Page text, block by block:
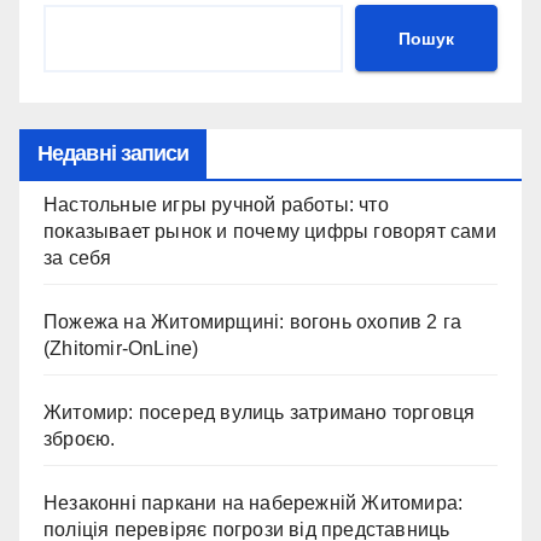
Пошук
Недавні записи
Настольные игры ручной работы: что
показывает рынок и почему цифры говорят сами
за себя
Пожежа на Житомирщині: вогонь охопив 2 га
(Zhitomir-OnLine)
Житомир: посеред вулиць затримано торговця
зброєю.
Незаконні паркани на набережній Житомира:
поліція перевіряє погрози від представниць